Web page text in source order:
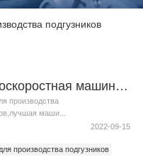
подгузников
высокоскоростная машина для производства подгузников Производитель видео
производства
маши...
2022-09-15
производства подгузников